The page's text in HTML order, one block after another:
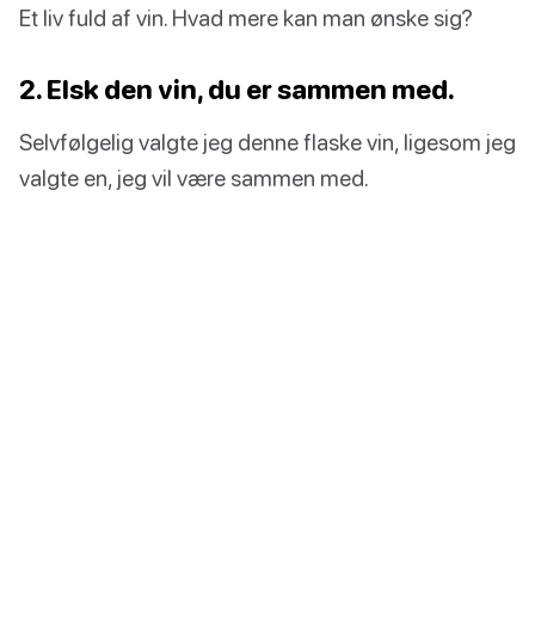
Et liv fuld af vin. Hvad mere kan man ønske sig?
2. Elsk den vin, du er sammen med.
Selvfølgelig valgte jeg denne flaske vin, ligesom jeg
valgte en, jeg vil være sammen med.